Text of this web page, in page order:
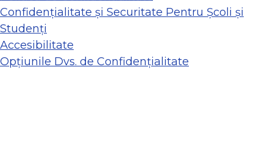
Confidențialitate și Securitate Pentru Școli și
Studenți
Accesibilitate
Opțiunile Dvs. de Confidențialitate